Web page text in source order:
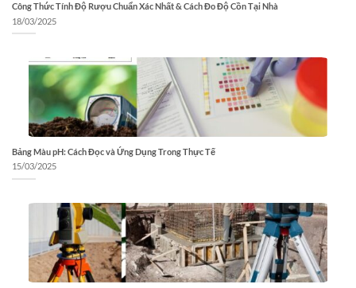
Công Thức Tính Độ Rượu Chuẩn Xác Nhất & Cách Đo Độ Cồn Tại Nhà
18/03/2025
Bảng Màu pH: Cách Đọc và Ứng Dụng Trong Thực Tế
15/03/2025